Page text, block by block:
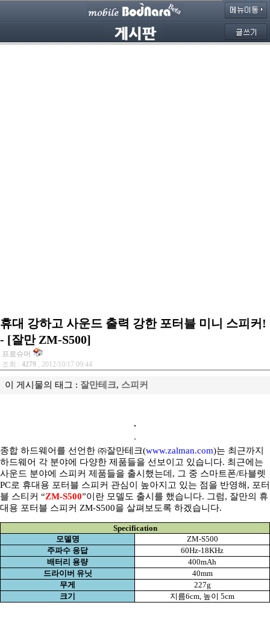
휴대 강하고 사운드 출력 강한 포터블 미니 스피커!
- [잘만 ZM-S500]
프로슈머
조회 : 4279 , 2012/10/17 09:44
이 게시물의 태그 : 잘만테크, 스피커
종합 하드웨어를 선언한 ㈜잘만테크(www.zalman.com)는 최근까지
하드웨어 각 분야에 다양한 제품들을 선보이고 있습니다. 최근에는
사운드 분야에 스피커 제품들을 출시했는데 , 그 중 스마트폰/타블렛
PC로 휴대용 포터블 스피커 관심이 높아지고 있는 점을 반영해 , 포터
블 스티커 “ZM-S500”이란 모델도 출시를 했습니다. 그럼, 잘만의 휴
대용 포터블 스피커 ZM-S500을 살펴보도록 하겠습니다.
Specification
모델명
ZM-S500
주파수 응답
60Hz-18KHz
배터리 용량
400mAh
드라이버 유닛
40mm
무게
227g
크기
지름6cm, 높이 5cm